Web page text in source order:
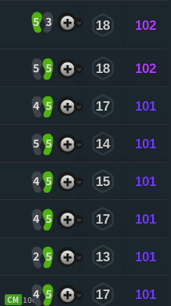
5 3 18 102
5 5 18 102
4 5 17 101
5 5 14 101
4 5 15 101
4 5 17 101
2 5 13 101
CM 1004 5 17 101